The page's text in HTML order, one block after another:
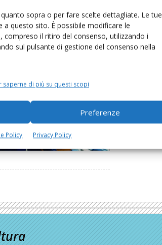
sopra o per fare scelte dettagliate. Le tue
questo sito. È possibile modificare le
il ritiro del consenso, utilizzando i
sul pulsante di gestione del consenso nella
saperne di più su questi scopi
Preferenze
Policy Privacy Policy